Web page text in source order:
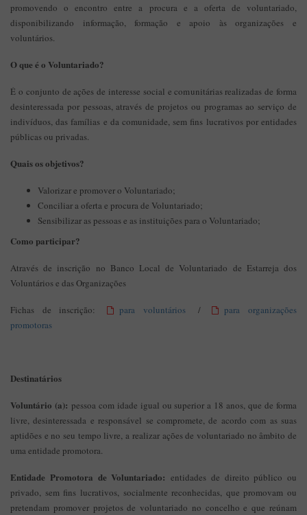
promovendo o encontro entre a procura e a oferta de voluntariado,
disponibilizando informação, formação e apoio às organizações e
voluntários.
O que é o Voluntariado?
É o conjunto de ações de interesse social e comunitárias realizadas de forma
desinteressada por pessoas, através de projetos ou programas ao serviço de
indivíduos, das famílias e da comunidade, sem fins lucrativos por entidades
públicas ou privadas.
Quais os objetivos?
Valorizar e promover o Voluntariado;
Conciliar a oferta e procura de Voluntariado;
Sensibilizar as pessoas e as instituições para o Voluntariado;
Como participar?
Através de inscrição no Banco Local de Voluntariado de Estarreja dos
Voluntários e das Organizações
Fichas de inscrição: para voluntários /
para organizações
promotoras
Destinatários
Voluntário (a): pessoa com idade igual ou superior a 18 anos, que de forma
livre, desinteressada e responsável se compromete, de acordo com as suas
aptidões e no seu tempo livre, a realizar ações de voluntariado no âmbito de
uma entidade promotora.
Entidade Promotora de Voluntariado: entidades de direito público ou
privado, sem fins lucrativos, socialmente reconhecidas, que promovam ou
pretendam promover projetos de voluntariado no concelho e que reúnam